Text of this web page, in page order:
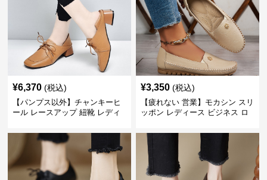
¥6,370 (税込)
【パンプス以外】チャンキーヒ
ール レースアップ 紐靴 レディ
ーツ スクエアトゥ 歩きやすい
¥3,350 (税込)
【疲れない 営業】モカシン スリ
ッポン レディース ビジネス ロ
ジュアル パンプス以外